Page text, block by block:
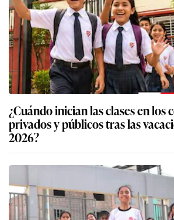
¿Cuándo inician las clases en los
privados y públicos tras las
2026?